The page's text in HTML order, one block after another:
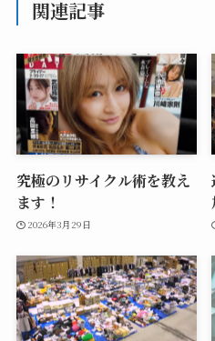
関連記事
究極のリサイクル術を教え
ます！
2026年3月29日